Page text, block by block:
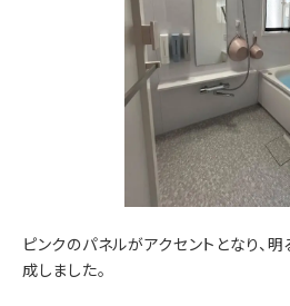
ピンクのパネルがアクセントとなり、
成しました。